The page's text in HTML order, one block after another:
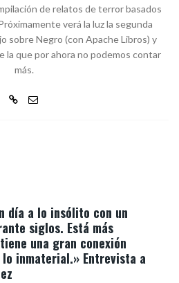
de relatos de terror basados
verá la luz la segunda
sobre Negro (con Apache Libros) y
la que por ahora no podemos contar
más.
día a lo insólito con un
siglos. Está más
una gran conexión
inmaterial.» Entrevista a